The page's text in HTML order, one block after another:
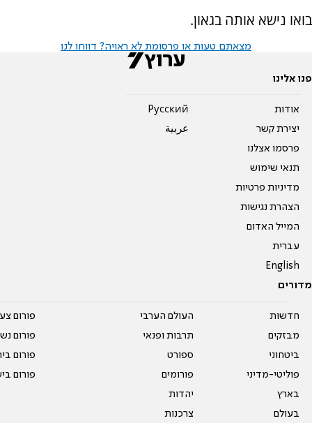
בואו נישא אותה בגאון.
מצאתם טעות או פרסומת לא ראויה? דווחו לנו
פנו אלינו
אודות
יצירת קשר
פרסמו אצלנו
תנאי שימוש
מדיניות פרטיות
הצהרת נגישות
המייל האדום
עברית
English
Pусский
عربية
מדורים
חדשות
מבזקים
ביטחוני
פוליטי-מדיני
בארץ
בעולם
העולם הערבי
תרבות ופנאי
ספורט
פורומים
יהדות
צרכנות
פורום
פורום
פורום
פורום